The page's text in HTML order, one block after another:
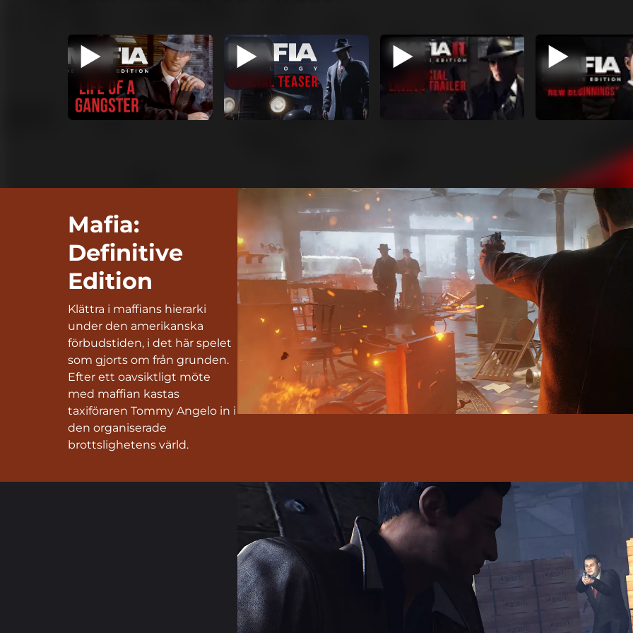
Mafia:
Definitive
Edition
Klättra i maffians hierarki
under den amerikanska
förbudstiden, i det här spelet
som gjorts om från grunden.
Efter ett oavsiktligt möte
med maffian kastas
taxiföraren Tommy Angelo in i
den organiserade
brottslighetens värld.